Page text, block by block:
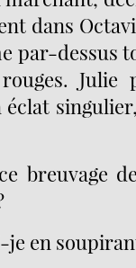
dans
par-dessus
Julie
breuvage
je en